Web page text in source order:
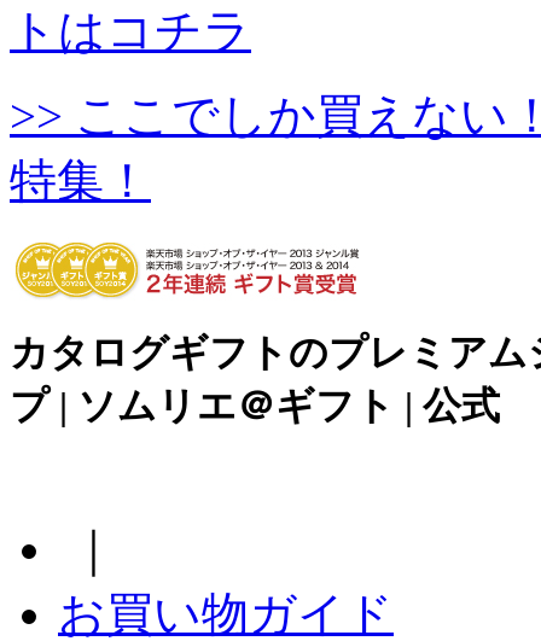
トはコチラ
>> ここでしか買えない
特集！
カタログギフトのプレミアム
プ | ソムリエ＠ギフト | 公式
お買い物ガイド